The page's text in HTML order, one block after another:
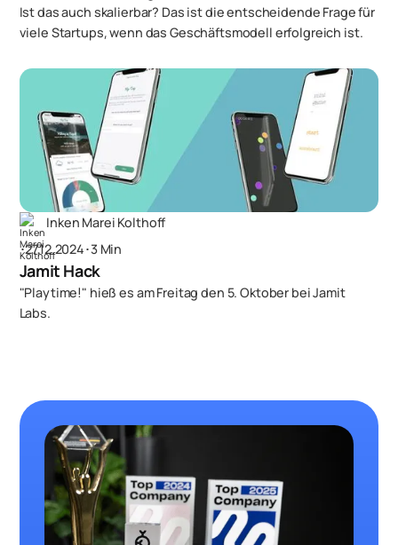
Ist das auch skalierbar? Das ist die entscheidende Frage für
viele Startups, wenn das Geschäftsmodell erfolgreich ist.
Inken Marei Kolthoff
･27.12.2024･3 Min
Jamit Hack
"Playtime!" hieß es am Freitag den 5. Oktober bei Jamit
Labs.